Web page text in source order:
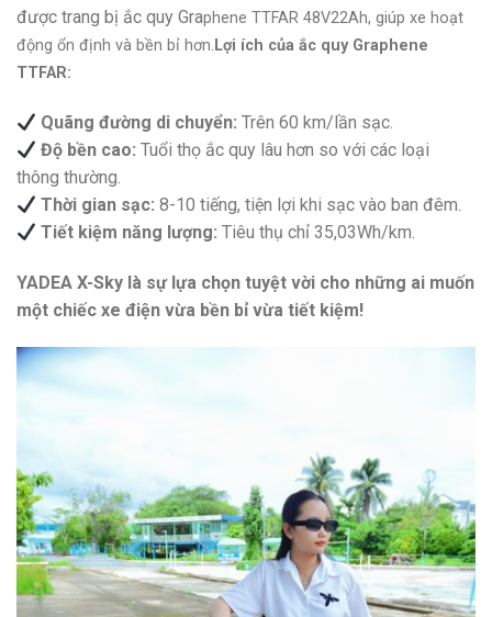
được trang bị ắc quy Graphene TTFAR 48V22Ah, giúp xe hoạt
động ổn định và bền bỉ hơn.Lợi ích của ắc quy Graphene
TTFAR:
Quãng đường di chuyển: Trên 60 km/lần sạc.
Độ bền cao: Tuổi thọ ắc quy lâu hơn so với các loại
thông thường.
Thời gian sạc: 8-10 tiếng, tiện lợi khi sạc vào ban đêm.
Tiết kiệm năng lượng: Tiêu thụ chỉ 35,03Wh/km.
YADEA X-Sky là sự lựa chọn tuyệt vời cho những ai muốn
một chiếc xe điện vừa bền bỉ vừa tiết kiệm!